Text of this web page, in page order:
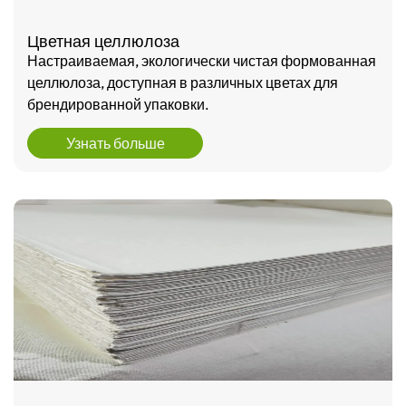
Цветная целлюлоза
Настраиваемая, экологически чистая формованная
целлюлоза, доступная в различных цветах для
брендированной упаковки.
Узнать больше